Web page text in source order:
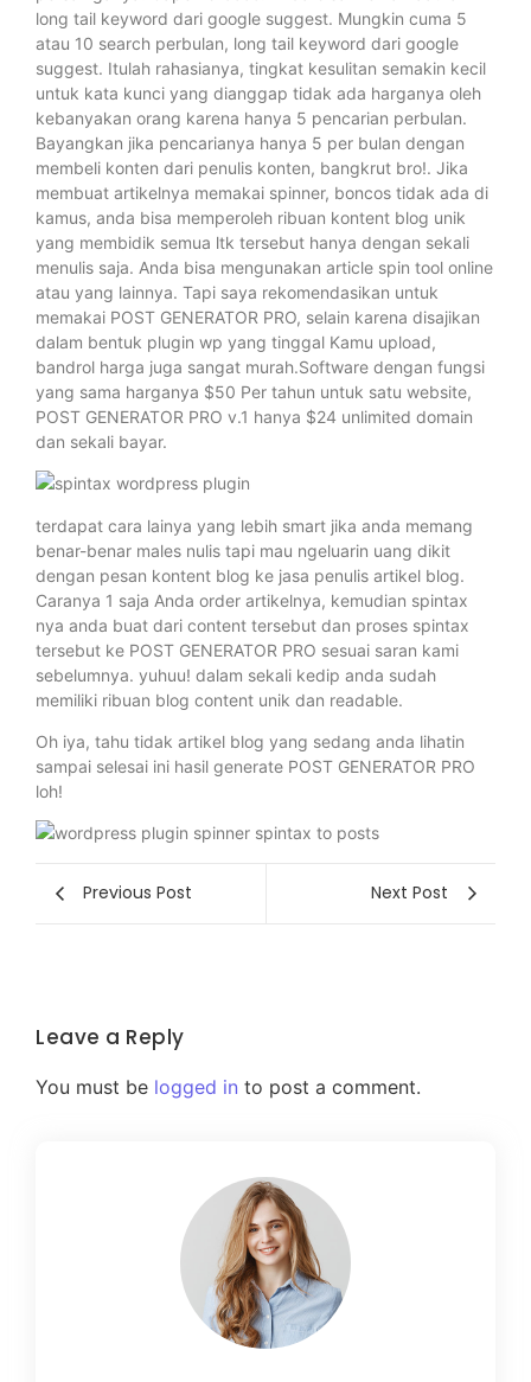
long tail keyword dari google suggest. Mungkin cuma 5
atau 10 search perbulan, long tail keyword dari google
suggest. Itulah rahasianya, tingkat kesulitan semakin kecil
untuk kata kunci yang dianggap tidak ada harganya oleh
kebanyakan orang karena hanya 5 pencarian perbulan.
Bayangkan jika pencarianya hanya 5 per bulan dengan
membeli konten dari penulis konten, bangkrut bro!. Jika
membuat artikelnya memakai spinner, boncos tidak ada di
kamus, anda bisa memperoleh ribuan kontent blog unik
yang membidik semua ltk tersebut hanya dengan sekali
menulis saja. Anda bisa mengunakan article spin tool online
atau yang lainnya. Tapi saya rekomendasikan untuk
memakai POST GENERATOR PRO, selain karena disajikan
dalam bentuk plugin wp yang tinggal Kamu upload,
bandrol harga juga sangat murah.Software dengan fungsi
yang sama harganya $50 Per tahun untuk satu website,
POST GENERATOR PRO v.1 hanya $24 unlimited domain
dan sekali bayar.
terdapat cara lainya yang lebih smart jika anda memang
benar-benar males nulis tapi mau ngeluarin uang dikit
dengan pesan kontent blog ke jasa penulis artikel blog.
Caranya 1 saja Anda order artikelnya, kemudian spintax
nya anda buat dari content tersebut dan proses spintax
tersebut ke POST GENERATOR PRO sesuai saran kami
sebelumnya. yuhuu! dalam sekali kedip anda sudah
memiliki ribuan blog content unik dan readable.
Oh iya, tahu tidak artikel blog yang sedang anda lihatin
sampai selesai ini hasil generate POST GENERATOR PRO
loh!
Previous Post Next Post
Leave a Reply
You must be logged in to post a comment.